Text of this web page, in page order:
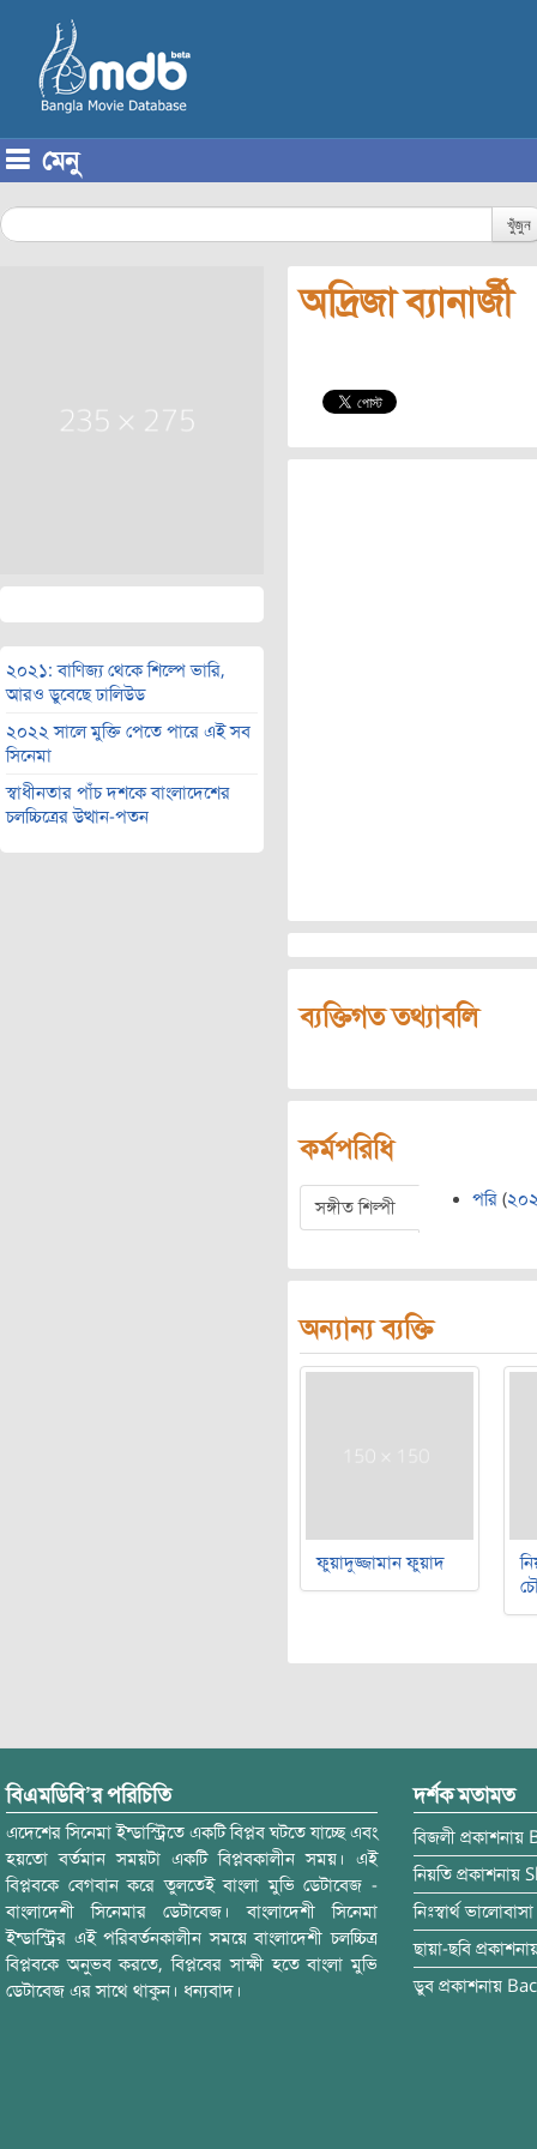
মেনু
খুঁজুন
২০২১: বাণিজ্য থেকে শিল্পে ভারি,
আরও ডুবেছে ঢালিউড
২০২২ সালে মুক্তি পেতে পারে এই সব
সিনেমা
স্বাধীনতার পাঁচ দশকে বাংলাদেশের
চলচ্চিত্রের উত্থান-পতন
অদ্রিজা ব্যানার্জী
ব্যক্তিগত তথ্যাবলি
কর্মপরিধি
সঙ্গীত শিল্পী পরি (
অন্যান্য ব্যক্তি
ফুয়াদুজ্জামান ফুয়াদ
বিএমডিবি’র পরিচিতি
এদেশের সিনেমা ইন্ডাস্ট্রিতে একটি বিপ্লব ঘটতে যাচ্ছে এবং
হয়তো বর্তমান সময়টা একটি বিপ্লবকালীন সময়। এই
বিপ্লবকে বেগবান করে তুলতেই বাংলা মুভি ডেটাবেজ -
বাংলাদেশী সিনেমার ডেটাবেজ। বাংলাদেশী সিনেমা
ইন্ডাস্ট্রির এই পরিবর্তনকালীন সময়ে বাংলাদেশী চলচ্চিত্র
বিপ্লবকে অনুভব করতে, বিপ্লবের সাক্ষী হতে বাংলা মুভি
ডেটাবেজ এর সাথে থাকুন। ধন্যবাদ।
দর্শক মতামত
বিজলী প্রকাশনায়
নিয়তি প্রকাশনায়
নিঃস্বার্থ ভালোবাসা
ছায়া-ছবি
ডুব প্রকাশনায়